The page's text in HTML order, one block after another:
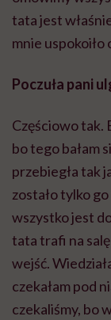
tata jest
mnie
Poczuła pani
Częściowo tak.
bo tego bałam
przebiegła tak
zostało tylko
wszystko jest
tata trafi na
wejść.
czekałam pod
czekaliśmy, bo